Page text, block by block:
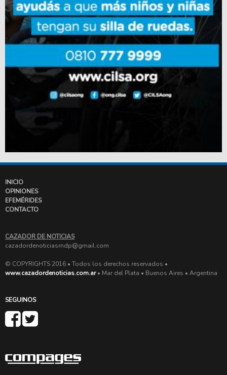
INICIO
OPINIONES
EFEMÉRIDES
CONTACTO
CAZADOR DE NOTICIAS
cazadordenoticiasmdp@gmail.com
© COPYRIGHTS 2016 • Todos los derechos reservados •
www.cazadordenoticias.com.ar• Mar del Plata • Buenos Aires • Argentina
SEGUINOS